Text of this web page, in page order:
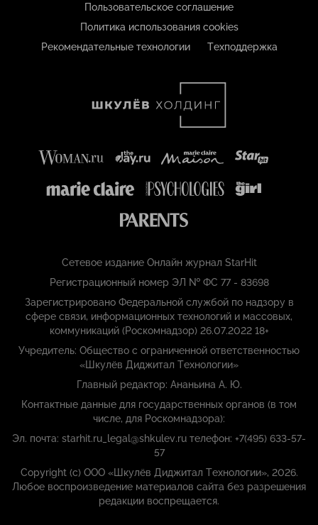
Пользовательское соглашение
Политика использования cookies
Рекомендательные технологии
Техподдержка
Сетевое издание Онлайн журнал StarHit
Регистрационный номер ЭЛ № ФС 77 - 83698
Зарегистрировано Федеральной службой по надзору в
сфере связи, информационных технологий и массовых,
коммуникаций (Роскомнадзор) 26.07.2022 18+
Учредитель: Общество с ограниченной ответственностью
«Шкулёв Диджитал Технологии»
Главный редактор: Ананьина А. Ю.
Контактные данные для государственных органов (в том
числе, для Роскомнадзора):
Эл. почта: starhit.ru_legal@shkulev.ru телефон: +7(495) 633-57-
57
Copyright (с) ООО «Шкулёв Диджитал Технологии», 2026.
Любое воспроизведение материалов сайта без разрешения
редакции воспрещается.